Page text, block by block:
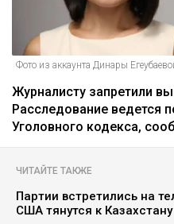
Фото из аккаунта Динары
Журналисту запретили
Расследование ведется
Уголовного кодекса,
ЧИТАЙТЕ ТАКЖЕ
Партии встретились на
США тянутся к